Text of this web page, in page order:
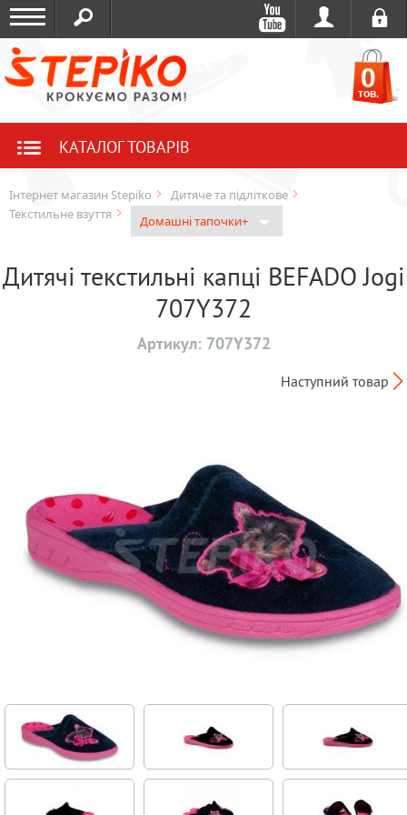
0
тов.
КАТАЛОГ ТОВАРІВ
Інтернет магазин Stepiko
Дитяче та підліткове
Текстильне взуття
Домашні тапочки+
Дитячі текстильні капці BEFADO Jogi
707Y372
Артикул: 707Y372
Наступний товар